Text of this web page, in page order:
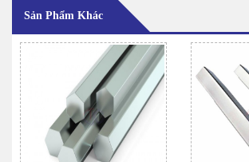
Sản Phẩm Khác